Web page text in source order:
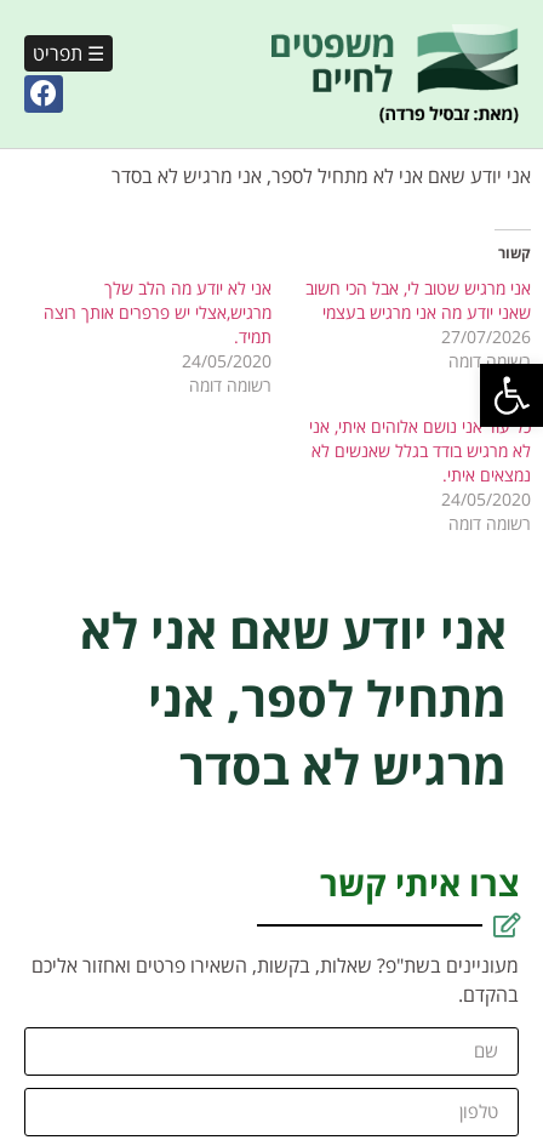
פתח סרגל נגישות
☰ תפריט
אני יודע שאם אני לא מתחיל לספר, אני מרגיש לא בסדר
קשור
אני מרגיש שטוב לי, אבל הכי חשוב
שאני יודע מה אני מרגיש בעצמי
27/07/2026
רשומה דומה
אני לא יודע מה הלב שלך
מרגיש,אצלי יש פרפרים אותך רוצה
תמיד.
24/05/2020
רשומה דומה
כל עוד אני נושם אלוהים איתי, אני
לא מרגיש בודד בגלל שאנשים לא
נמצאים איתי.
24/05/2020
רשומה דומה
אני יודע שאם אני לא
מתחיל לספר, אני
מרגיש לא בסדר
צרו איתי קשר
מעוניינים בשת"פ? שאלות, בקשות, השאירו פרטים ואחזור אליכם
בהקדם.